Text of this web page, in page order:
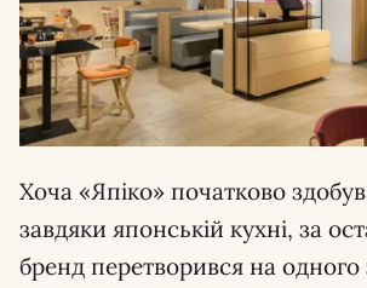
Хоча «Япіко» початково
завдяки японській кухні, за
бренд перетворився на одного